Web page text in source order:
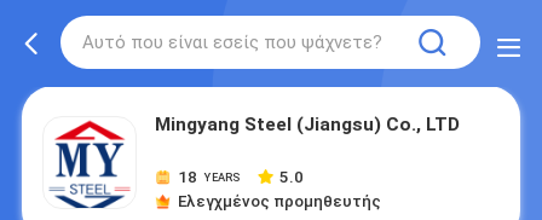
Mingyang Steel (Jiangsu) Co., LTD
18 YEARS
5.0
Ελεγχμένος προμηθευτής